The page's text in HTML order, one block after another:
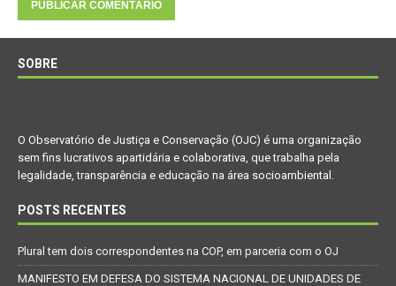
SOBRE
O Observatório de Justiça e Conservação (OJC) é uma organização
sem fins lucrativos apartidária e colaborativa, que trabalha pela
legalidade, transparência e educação na área socioambiental.
POSTS RECENTES
Plural tem dois correspondentes na COP, em parceria com o OJ
MANIFESTO EM DEFESA DO SISTEMA NACIONAL DE UNIDADES DE